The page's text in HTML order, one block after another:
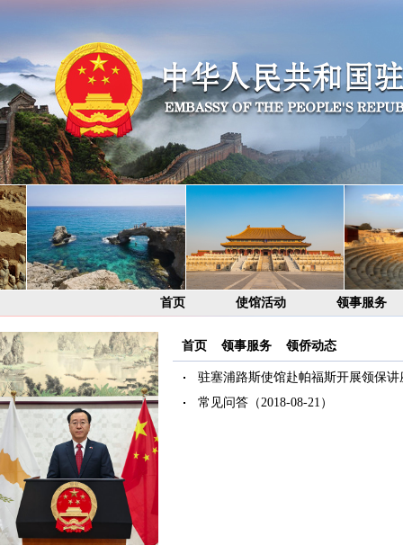
首页 使馆活动 领事服务
首页 领事服务 领侨动态
驻塞浦路斯使馆赴帕福斯开展领保讲
常见问答 （2018-08-21）